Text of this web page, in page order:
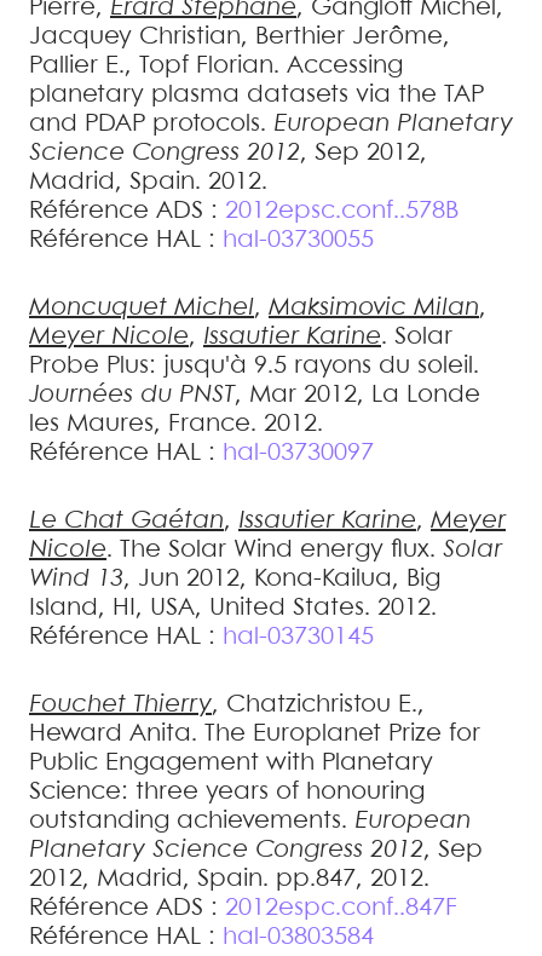
Pierre, Erard Stéphane, Gangloff Michel ,
Jacquey Christian, Berthier Jerôme,
Pallier E., Topf Florian. Accessing
planetary plasma datasets via the TAP
and PDAP protocols. European Planetary
Science Congress 2012, Sep 2012,
Madrid, Spain. 2012.
Référence ADS : 2012epsc.conf..578B
Référence HAL : hal-03730055
Moncuquet Michel, Maksimovic Milan,
Meyer Nicole, Issautier Karine. Solar
Probe Plus: jusqu'à 9.5 rayons du soleil .
Journées du PNST , Mar 2012, La Londe
les Maures, France. 2012.
Référence HAL : hal-03730097
Le Chat Gaétan, Issautier Karine, Meyer
Nicole. The Solar Wind energy flux. Solar
Wind 13, Jun 2012, Kona-Kailua, Big
Island, HI, USA, United States. 2012.
Référence HAL : hal-03730145
Fouchet Thierry, Chatzichristou E.,
Heward Anita.
The Europlanet Prize for
Public Engagement with Planetary
Science: three years of honouring
outstanding achievements. European
Planetary Science Congress 2012, Sep
2012, Madrid, Spain. pp.847, 2012.
Référence ADS : 2012espc.conf..847F
Référence HAL : hal-03803584